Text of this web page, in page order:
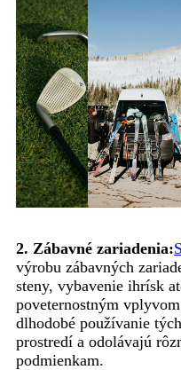
2. Zábavné zariadenia:
výrobu zábavných
steny, vybavenie ihrísk
poveternostným
dlhodobé používanie
prostredí a odolávajú
podmienkam.